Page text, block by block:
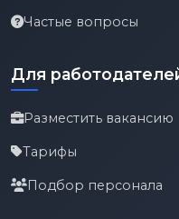
Частые вопросы
Для
Разместить вакансию
Тарифы
Подбор персонала